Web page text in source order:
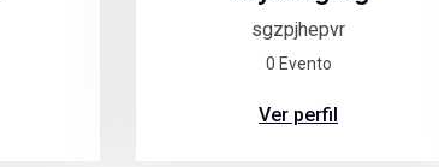
sgzpjhepvr
0 Evento
Ver perfil